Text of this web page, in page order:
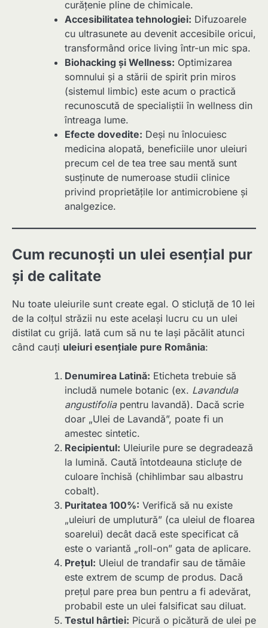
curățenie pline de chimicale.
Accesibilitatea tehnologiei: Difuzoarele
cu ultrasunete au devenit accesibile oricui,
transformând orice living într-un mic spa.
Biohacking și Wellness: Optimizarea
somnului și a stării de spirit prin miros
(sistemul limbic) este acum o practică
recunoscută de specialiștii în wellness din
întreaga lume.
Efecte dovedite: Deși nu înlocuiesc
medicina alopată, beneficiile unor uleiuri
precum cel de tea tree sau mentă sunt
susținute de numeroase studii clinice
privind proprietățile lor antimicrobiene și
analgezice.
Cum recunoști un ulei esențial pur
și de calitate
Nu toate uleiurile sunt create egal. O sticluță de 10 lei
de la colțul străzii nu este același lucru cu un ulei
distilat cu grijă. Iată cum să nu te lași păcălit atunci
când cauți uleiuri esențiale pure România:
Denumirea Latină: Eticheta trebuie să
includă numele botanic (ex. Lavandula
angustifoliapentru lavandă). Dacă scrie
doar „Ulei de Lavandă”, poate fi un
amestec sintetic.
Recipientul: Uleiurile pure se degradează
la lumină. Caută întotdeauna sticluțe de
culoare închisă (chihlimbar sau albastru
cobalt).
Puritatea 100%: Verifică să nu existe
„uleiuri de umplutură” (ca uleiul de floarea
soarelui) decât dacă este specificat că
este o variantă „roll-on” gata de aplicare.
Prețul: Uleiul de trandafir sau de tămâie
este extrem de scump de produs. Dacă
prețul pare prea bun pentru a fi adevărat,
probabil este un ulei falsificat sau diluat.
Testul hârtiei: Picură o picătură de ulei pe